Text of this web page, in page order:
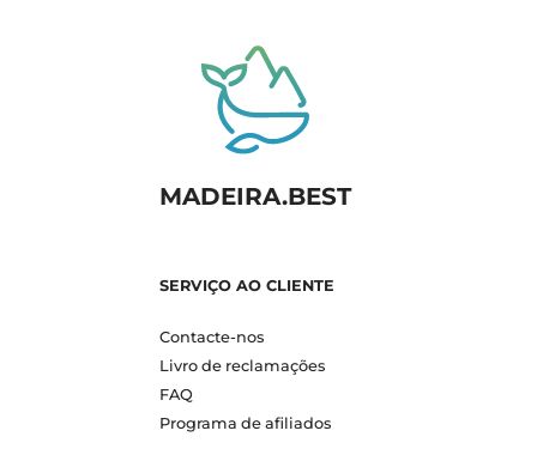
MADEIRA.BEST
SERVIÇO AO CLIENTE
Contacte-nos
Livro de reclamações
FAQ
Programa de afiliados